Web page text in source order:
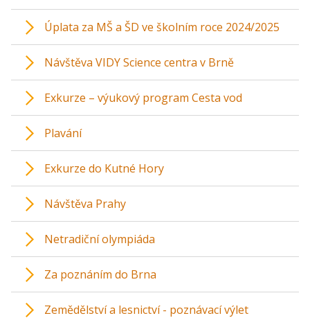
Úplata za MŠ a ŠD ve školním roce 2024/2025
Návštěva VIDY Science centra v Brně
Exkurze – výukový program Cesta vod
Plavání
Exkurze do Kutné Hory
Návštěva Prahy
Netradiční olympiáda
Za poznáním do Brna
Zemědělství a lesnictví - poznávací výlet